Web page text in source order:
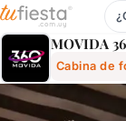
Movida 360 -
MOVIDA
Cabina de